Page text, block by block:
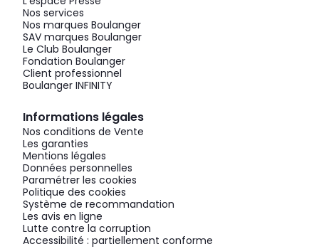
Nos services
Nos marques Boulanger
SAV marques Boulanger
Le Club Boulanger
Fondation Boulanger
Client professionnel
Boulanger INFINITY
Informations légales
Nos conditions de Vente
Les garanties
Mentions légales
Données personnelles
Paramétrer les cookies
Politique des cookies
Système de recommandation
Les avis en ligne
Lutte contre la corruption
Accessibilité : partiellement conforme